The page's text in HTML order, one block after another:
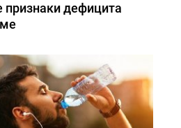
дефицита